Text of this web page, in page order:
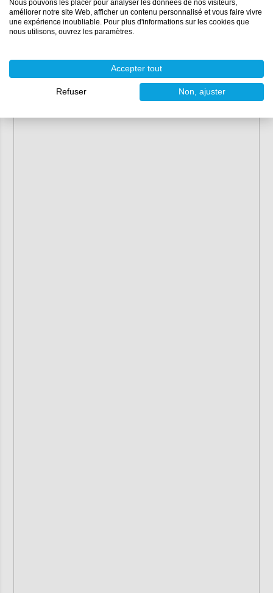
Nous pouvons les placer pour analyser les données de nos visiteurs,
améliorer notre site Web, afficher un contenu personnalisé et vous faire vivre
une expérience inoubliable. Pour plus d'informations sur les cookies que
nous utilisons, ouvrez les paramètres.
Accepter tout
Refuser Non, ajuster